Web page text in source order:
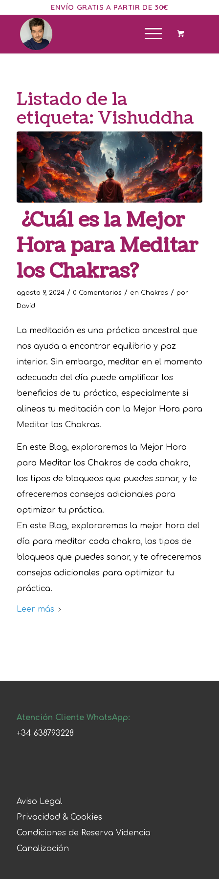
ENVÍO GRATIS A PARTIR DE 30€
Listado de la
etiqueta: Vishuddha
¿Cuál es la Mejor
Hora para Meditar
los Chakras?
agosto 9, 2024 / 0 Comentarios / en Chakras / por
David
La meditación es una práctica ancestral que
nos ayuda a encontrar equilibrio y paz
interior. Sin embargo, meditar en el momento
adecuado del día puede amplificar los
beneficios de tu práctica, especialmente si
alineas tu meditación con la Mejor Hora para
Meditar los Chakras.
En este Blog, exploraremos la Mejor Hora
para Meditar los Chakras de cada chakra,
los tipos de bloqueos que puedes sanar, y te
ofreceremos consejos adicionales para
optimizar tu práctica.
En este Blog, exploraremos la mejor hora del
día para meditar cada chakra, los tipos de
bloqueos que puedes sanar, y te ofreceremos
consejos adicionales para optimizar tu
práctica.
Leer más
Atención Cliente WhatsApp:
+34 638793228
Aviso Legal
Privacidad & Cookies
Condiciones de Reserva Videncia
Canalización